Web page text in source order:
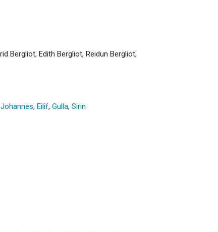
Bergliot, Edith Bergliot, Reidun Bergliot,
Johannes, Eilif, Gulla, Sirin